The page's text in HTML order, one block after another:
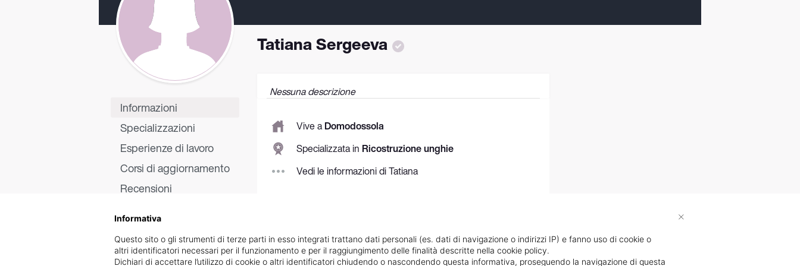
Informazioni
Specializzazioni
Esperienze di lavoro
Corsi di aggiornamento
Recensioni
Tatiana Sergeeva
Nessuna descrizione
Vive aDomodossola
Specializzata in Ricostruzione unghie
Vedi le informazioni di Tatiana
Informativa
Questo sito o gli strumenti di terze parti in esso integrati trattano dati personali (es. dati di navigazione o indirizzi IP) e fanno uso di cookie o
altri identificatori necessari per il funzionamento e per il raggiungimento delle finalità descritte nella cookie policy.
Dichiari di accettare l’utilizzo di cookie o altri identificatori chiudendo o nascondendo questa informativa, proseguendo la navigazione di questa
×